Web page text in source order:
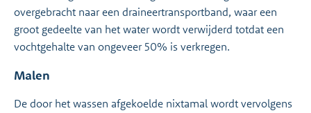
overgebracht naar een draineertransportband, waar een
groot gedeelte van het water wordt verwijderd totdat een
vochtgehalte van ongeveer 50% is verkregen.
Malen
De door het wassen afgekoelde nixtamal wordt vervolgens